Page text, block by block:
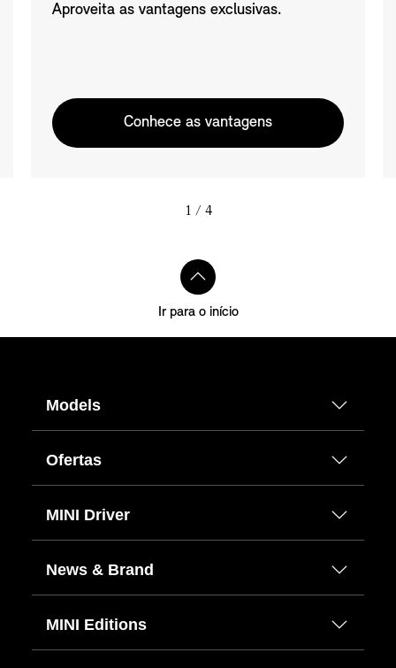
Aproveita as vantagens exclusivas.
Conhece as vantagens
1 / 4
Ir para o início
Models
Ofertas
MINI Driver
News & Brand
MINI Editions